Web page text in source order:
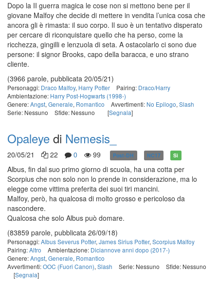
Dopo la II guerra magica le cose non si mettono bene per il
giovane Malfoy che decide di mettere in vendita l’unica cosa che
ancora gli è rimasta: il suo corpo. Il suo è un tentativo disperato
per cercare di riconquistare quello che ha perso, come la
ricchezza, gingilli e lenzuola di seta. A ostacolarlo ci sono due
persone: il signor Brooks, capo della baracca, e uno strano
cliente.
(3966 parole, pubblicata 20/05/21)
Personaggi: Draco Malfoy, Harry Potter Pairing: Draco/Harry
Ambientazione: Harry Post-Hogwarts (1998-)
Genere:Angst, Generale, Romantico Avvertimenti: No Epilogo, Slash
Serie: Nessuno
Sfide: Nessuno [Segnala]
Opaleye di Nemesis_
20/05/21 22 0 99 Post-DH NC17 Sì
Albus, fin dal suo primo giorno di scuola, ha una cotta per
Scorpius che non solo non lo prende in considerazione, ma lo
elegge come vittima preferita dei suoi tiri mancini.
Malfoy, però, ha qualcosa di molto grosso e pericoloso da
nascondere.
Qualcosa che solo Albus può domare.
(83859 parole, pubblicata 26/09/18)
Personaggi:Albus Severus Potter, James Sirius Potter, Scorpius Malfoy
Pairing:Altro Ambientazione: Diciannove anni dopo (2017-)
Genere:Angst, Generale, Romantico
Avvertimenti:OOC (Fuori Canon), Slash Serie: Nessuno
Sfide: Nessuno
[Segnala]